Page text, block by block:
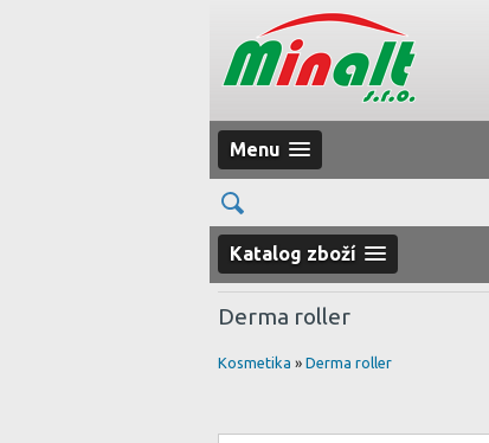
Menu
Katalog zboží
Derma roller
Kosmetika » Derma roller